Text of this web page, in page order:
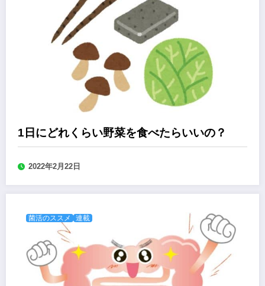
1日にどれくらい野菜を食べたらいいの？
2022年2月22日
菌活のススメ 連載